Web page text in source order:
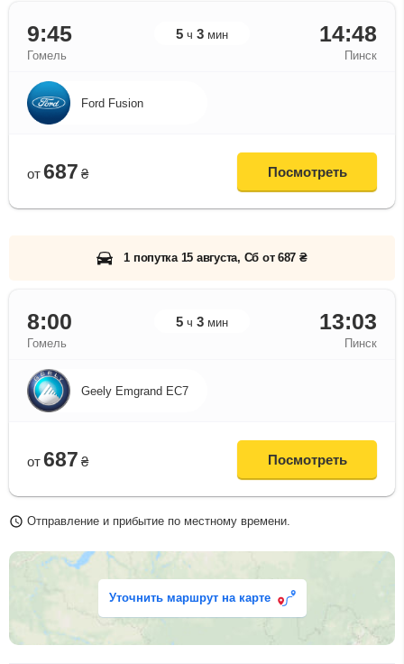
9:45 5 ч 3 мин 14:48
Гомель Пинск
Ford Fusion
от 687 ₴ Посмотреть
1 попутка 15 августа, Сб от 687 ₴
8:00 5 ч 3 мин 13:03
Гомель Пинск
Geely Emgrand EC7
от 687 ₴ Посмотреть
Отправление и прибытие по местному времени.
Уточнить маршрут на карте